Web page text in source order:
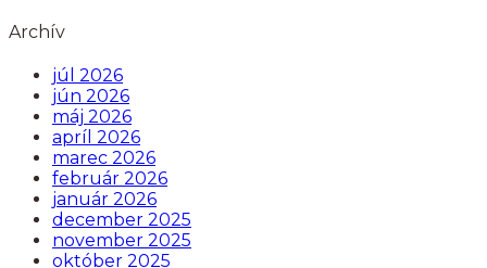
Archív
júl 2026
jún 2026
máj 2026
apríl 2026
marec 2026
február 2026
január 2026
december 2025
november 2025
október 2025